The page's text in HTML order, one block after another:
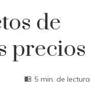
de
precios
5 min. de lectura